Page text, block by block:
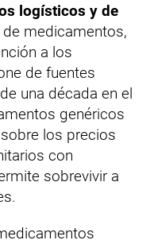
logísticos y de
medicamentos,
a los
de fuentes
una década en el
genéricos
los precios
con
sobrevivir a